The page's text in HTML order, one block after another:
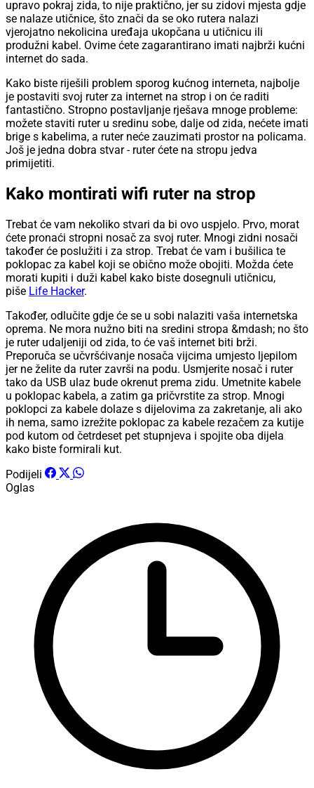
upravo pokraj zida, to nije praktično, jer su zidovi mjesta gdje
se nalaze utičnice, što znači da se oko rutera nalazi
vjerojatno nekolicina uređaja ukopčana u utičnicu ili
produžni kabel. Ovime ćete zagarantirano imati najbrži kućni
internet do sada.
Kako biste riješili problem sporog kućnog interneta, najbolje
je postaviti svoj ruter za internet na strop i on će raditi
fantastično. Stropno postavljanje rješava mnoge probleme:
možete staviti ruter u sredinu sobe, dalje od zida, nećete imati
brige s kabelima, a ruter neće zauzimati prostor na policama.
Još je jedna dobra stvar - ruter ćete na stropu jedva
primijetiti.
Kako montirati wifi ruter na strop
Trebat će vam nekoliko stvari da bi ovo uspjelo. Prvo, morat
ćete pronaći stropni nosač za svoj ruter. Mnogi zidni nosači
također će poslužiti i za strop. Trebat će vam i bušilica te
poklopac za kabel koji se obično može obojiti. Možda ćete
morati kupiti i duži kabel kako biste dosegnuli utičnicu,
piše Life Hacker.
Također, odlučite gdje će se u sobi nalaziti vaša internetska
oprema. Ne mora nužno biti na sredini stropa &mdash; no što
je ruter udaljeniji od zida, to će vaš internet biti brži.
Preporuča se učvršćivanje nosača vijcima umjesto ljepilom
jer ne želite da ruter završi na podu. Usmjerite nosač i ruter
tako da USB ulaz bude okrenut prema zidu. Umetnite kabele
u poklopac kabela, a zatim ga pričvrstite za strop. Mnogi
poklopci za kabele dolaze s dijelovima za zakretanje, ali ako
ih nema, samo izrežite poklopac za kabele rezačem za kutije
pod kutom od četrdeset pet stupnjeva i spojite oba dijela
kako biste formirali kut.
Podijeli
Oglas